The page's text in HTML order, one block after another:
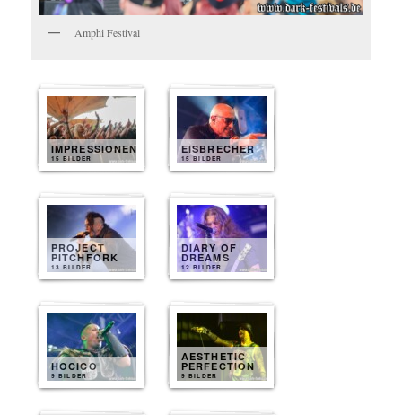
Amphi Festival
IMPRESSIONEN
15 BILDER
EISBRECHER
15 BILDER
PROJECT
PITCHFORK
13 BILDER
DIARY OF
DREAMS
12 BILDER
HOCICO
9 BILDER
AESTHETIC
PERFECTION
9 BILDER